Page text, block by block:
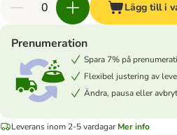
Lägg till i
Prenumeration
Spara 7% på
Flexibel justering av
Ändra, pausa eller
Leverans inom 2-5 vardagar Mer info